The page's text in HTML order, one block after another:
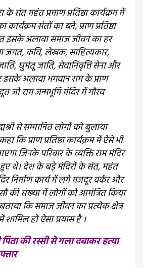
के संत महंत प्रमाण प्रतिष्ठा कार्यक्रम में
कार्यक्रम संतों का बने, प्राण प्रतिष्ठा
इसके अलावा समाज जीवन का हर
जगत, कवि, लेखक, साहित्यकार,
घुमंतू जाति, सेवानिवृत्ति सेना और
इसके अलावा भगवान राम के प्राण
जो राम जन्मभूमि मंदिर में गौरव
से सम्मानित लोगों को बुलाया
कि प्राण प्रतिष्ठा कार्यक्रम में ऐसे भी
जिनके परिवार के व्यक्ति राम मंदिर
थे। देश के बड़े मंदिरों के संत, महंत
निर्माण कार्य में लगे मजदूर वर्कर और
की संख्या में लोगों को आमंत्रित किया
कि समाज जीवन का प्रत्येक क्षेत्र
शामिल हो ऐसा प्रयास है ।
की रस्सी से गला दबाकर हत्या